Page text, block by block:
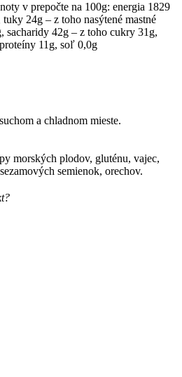
v prepočte na 100g: energia 1829
24g – z toho nasýtené mastné
sacharidy 42g – z toho cukry 31g,
11g, soľ 0,0g
a chladnom mieste.
morských plodov, gluténu, vajec,
semienok, orechov.